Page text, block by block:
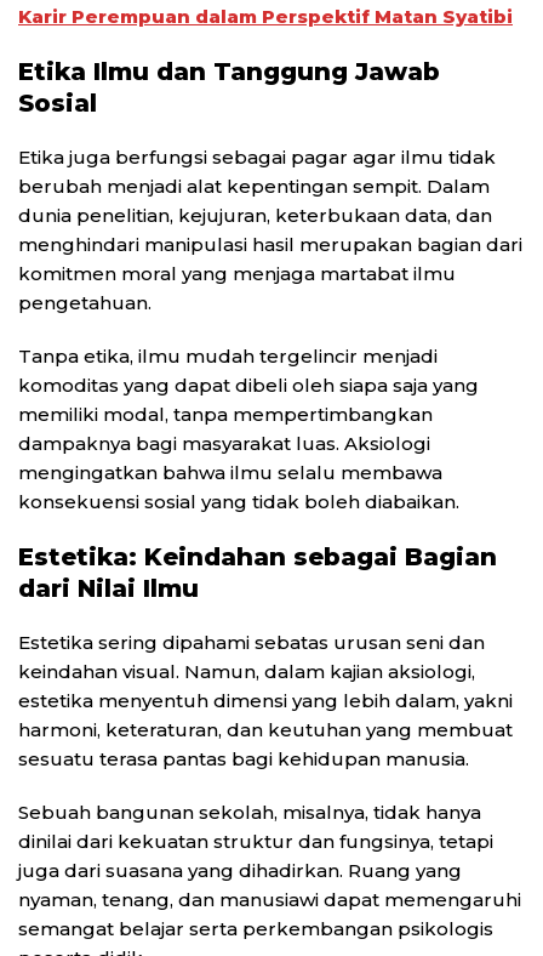
Karir Perempuan dalam Perspektif Matan Syatibi
Etika Ilmu dan Tanggung Jawab
Sosial
Etika juga berfungsi sebagai pagar agar ilmu tidak
berubah menjadi alat kepentingan sempit. Dalam
dunia penelitian, kejujuran, keterbukaan data, dan
menghindari manipulasi hasil merupakan bagian dari
komitmen moral yang menjaga martabat ilmu
pengetahuan.
Tanpa etika, ilmu mudah tergelincir menjadi
komoditas yang dapat dibeli oleh siapa saja yang
memiliki modal, tanpa mempertimbangkan
dampaknya bagi masyarakat luas. Aksiologi
mengingatkan bahwa ilmu selalu membawa
konsekuensi sosial yang tidak boleh diabaikan.
Estetika: Keindahan sebagai Bagian
dari Nilai Ilmu
Estetika sering dipahami sebatas urusan seni dan
keindahan visual. Namun, dalam kajian aksiologi,
estetika menyentuh dimensi yang lebih dalam, yakni
harmoni, keteraturan, dan keutuhan yang membuat
sesuatu terasa pantas bagi kehidupan manusia.
Sebuah bangunan sekolah, misalnya, tidak hanya
dinilai dari kekuatan struktur dan fungsinya, tetapi
juga dari suasana yang dihadirkan. Ruang yang
nyaman, tenang, dan manusiawi dapat memengaruhi
semangat belajar serta perkembangan psikologis